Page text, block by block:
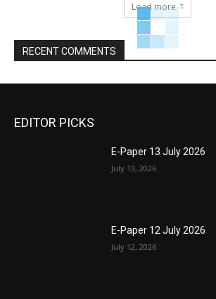
Load more
RECENT COMMENTS
EDITOR PICKS
E-Paper 13 July 2026
July 13, 2026
E-Paper 12 July 2026
July 12, 2026